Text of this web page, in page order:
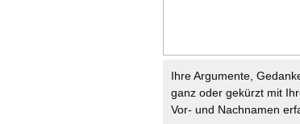
Ihre Argumente,
ganz oder gekürzt mit
Vor- und Nachnamen